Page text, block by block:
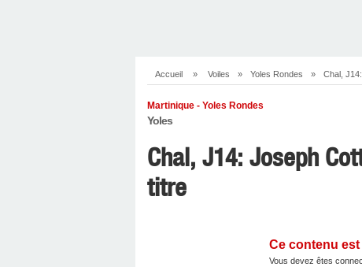
Accueil » Voiles » Yoles Rondes » Chal,
Martinique - Yoles Rondes
Yoles
Chal, J14: Joseph
titre
Ce contenu
Vous devez êtes